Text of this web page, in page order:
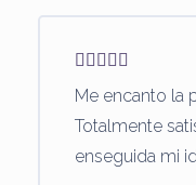
Me encanto la
Totalmente
enseguida mi